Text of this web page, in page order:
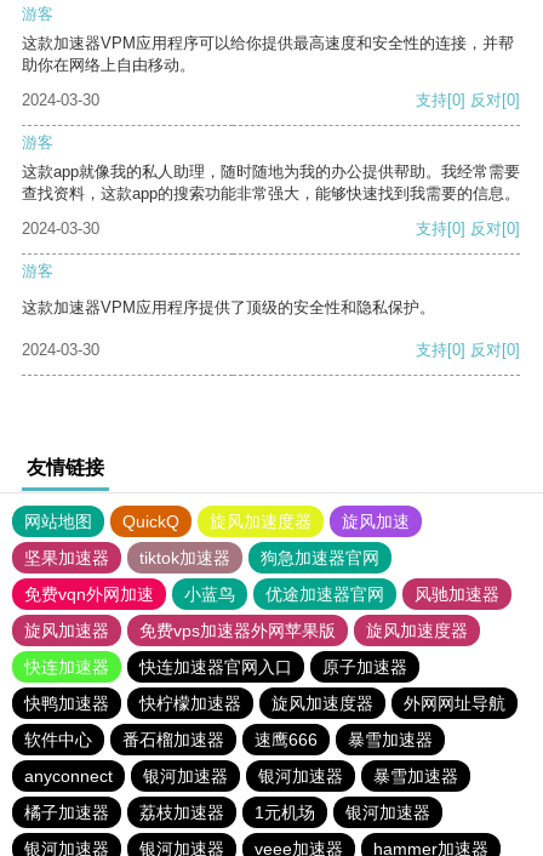
游客
这款加速器VPM应用程序可以给你提供最高速度和安全性的连接，并帮
助你在网络上自由移动。
2024-03-30
支持[0] 反对[0]
游客
这款app就像我的私人助理，随时随地为我的办公提供帮助。我经常需要
查找资料，这款app的搜索功能非常强大，能够快速找到我需要的信息。
2024-03-30
支持[0] 反对[0]
游客
这款加速器VPM应用程序提供了顶级的安全性和隐私保护。
2024-03-30 支持[0] 反对[0]
友情链接
网站地图 QuickQ 旋风加速度器
旋风加速
坚果加速器
tiktok加速器
狗急加速器官网
免费vqn外网加速
小蓝鸟 优途加速器官网
风驰加速器
旋风加速器
免费vps加速器外网苹果版
旋风加速度器
快连加速器
快连加速器官网入口
原子加速器
快鸭加速器
快柠檬加速器 旋风加速度器
外网网址导航
软件中心
番石榴加速器 速鹰666
暴雪加速器
anyconnect
银河加速器 银河加速器
暴雪加速器
橘子加速器
荔枝加速器 1元机场
银河加速器
银河加速器
银河加速器 veee加速器 hammer加速器